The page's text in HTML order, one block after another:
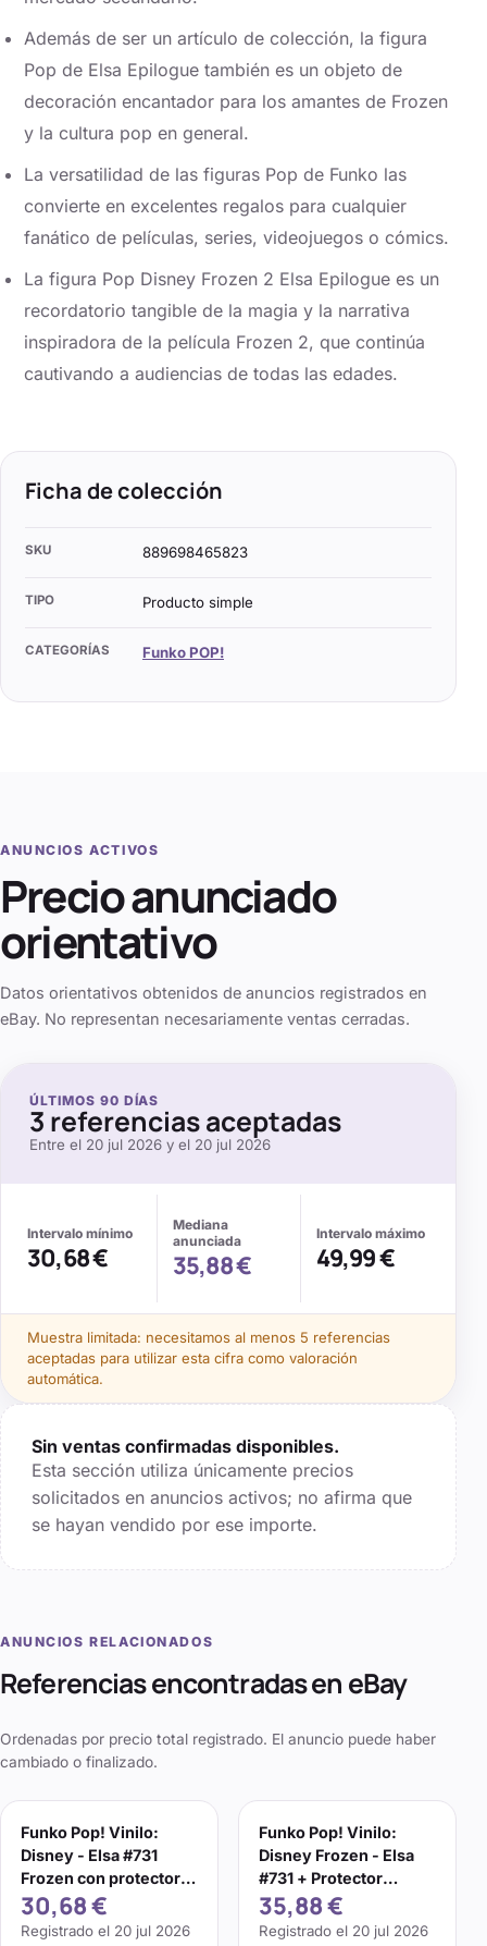
Además de ser un artículo de colección, la figura
Pop de Elsa Epilogue también es un objeto de
decoración encantador para los amantes de Frozen
y la cultura pop en general.
La versatilidad de las figuras Pop de Funko las
convierte en excelentes regalos para cualquier
fanático de películas, series, videojuegos o cómics.
La figura Pop Disney Frozen 2 Elsa Epilogue es un
recordatorio tangible de la magia y la narrativa
inspiradora de la película Frozen 2, que continúa
cautivando a audiencias de todas las edades.
Ficha de colección
SKU 889698465823
TIPO Producto simple
CATEGORÍAS Funko POP!
ANUNCIOS ACTIVOS
Precio anunciado
orientativo
Datos orientativos obtenidos de anuncios registrados en
eBay. No representan necesariamente ventas cerradas.
ÚLTIMOS 90 DÍAS
3 referencias aceptadas
Entre el 20 jul 2026 y el 20 jul 2026
Intervalo mínimo
30,68 €
Mediana
anunciada
35,88 €
Intervalo máximo
49,99 €
Muestra limitada: necesitamos al menos 5 referencias
aceptadas para utilizar esta cifra como valoración
automática.
Sin ventas confirmadas disponibles.
Esta sección utiliza únicamente precios
solicitados en anuncios activos; no afirma que
se hayan vendido por ese importe.
ANUNCIOS RELACIONADOS
Referencias encontradas en eBay
Ordenadas por precio total registrado. El anuncio puede haber
cambiado o finalizado.
Funko Pop! Vinilo:
Disney - Elsa #731
Frozen con protector
suave
30,68 €
Registrado el 20 jul 2026
Funko Pop! Vinilo:
Disney Frozen - Elsa
#731 + Protector
DAÑADO
35,88 €
Registrado el 20 jul 2026